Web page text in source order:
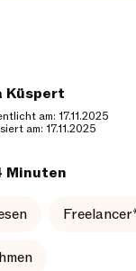
Küspert
am: 17.11.2025
am: 17.11.2025
Minuten